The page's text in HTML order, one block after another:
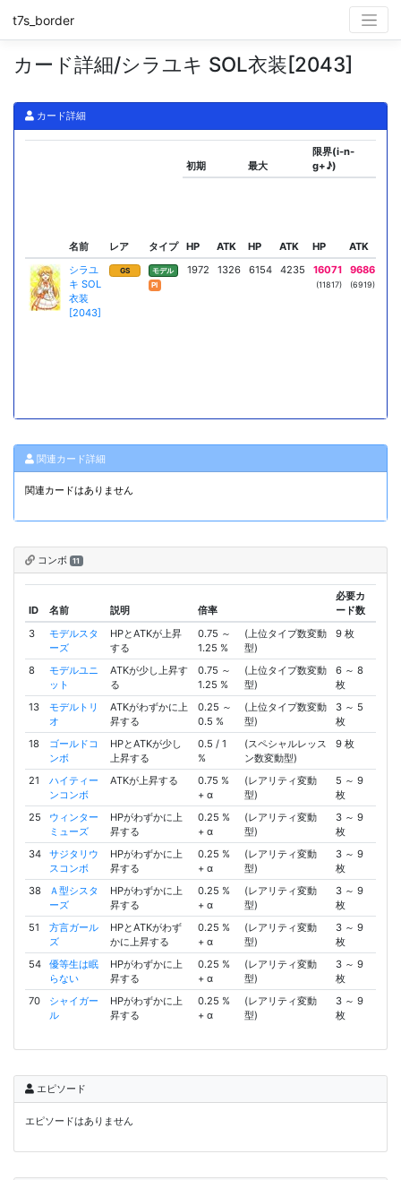
t7s_border
カード詳細/シラユキ SOL衣装[2043]
カード詳細
名前 レア タイプ
初期 最大
限界(i-n-
g+♪)
HP ATK HP ATK HP ATK
シラユ
キ SOL
衣装
[2043]
GS
モデル
Pl
1972 1326 6154 4235 16071
(11817)
9686
(6919)
関連カード詳細
関連カードはありません
コンボ 11
ID 名前 説明 倍率
必要カ
ード数
3
モデルスタ
ーズ
HPとATKが上昇
する
0.75 ～
1.25 %
(上位タイプ数変動
型)
9 枚
8
モデルユニ
ット
ATKが少し上昇す
る
0.75 ～
1.25 %
(上位タイプ数変動
型)
6 ～ 8
枚
13
モデルトリ
オ
ATKがわずかに上
昇する
0.25 ～
0.5 %
(上位タイプ数変動
型)
3 ～ 5
枚
18
ゴールドコ
ンボ
HPとATKが少し
上昇する
0.5 / 1
%
(スペシャルレッス
ン数変動型)
9 枚
21
ハイティー
ンコンボ
ATKが上昇する
0.75 %
+ α
(レアリティ変動
型)
5 ～ 9
枚
25
ウィンター
ミューズ
HPがわずかに上
昇する
0.25 %
+ α
(レアリティ変動
型)
3 ～ 9
枚
34
サジタリウ
スコンボ
HPがわずかに上
昇する
0.25 %
+ α
(レアリティ変動
型)
3 ～ 9
枚
38
Ａ型シスタ
ーズ
HPがわずかに上
昇する
0.25 %
+ α
(レアリティ変動
型)
3 ～ 9
枚
51
方言ガール
ズ
HPとATKがわず
かに上昇する
0.25 %
+ α
(レアリティ変動
型)
3 ～ 9
枚
54
優等生は眠
らない
HPがわずかに上
昇する
0.25 %
+ α
(レアリティ変動
型)
3 ～ 9
枚
70
シャイガー
ル
HPがわずかに上
昇する
0.25 %
+ α
(レアリティ変動
型)
3 ～ 9
枚
エピソード
エピソードはありません